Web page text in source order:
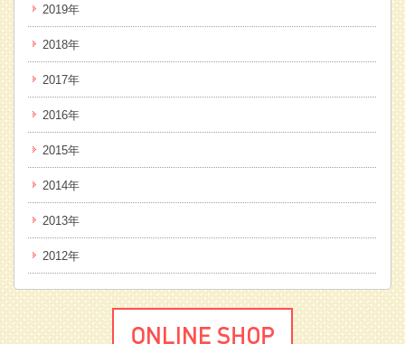
2019年
2018年
2017年
2016年
2015年
2014年
2013年
2012年